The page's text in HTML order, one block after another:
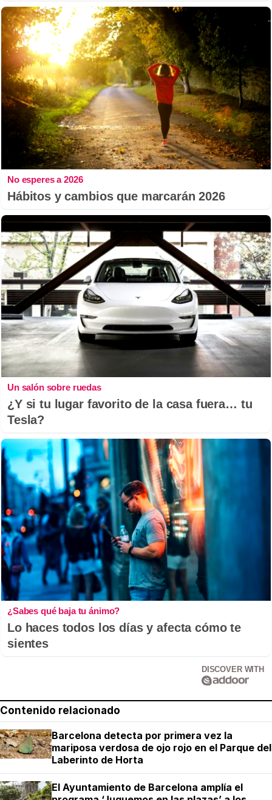
No esperes a 2026
Hábitos y cambios que marcarán 2026
Un salón sobre ruedas
¿Y si tu lugar favorito de la casa fuera… tu
Tesla?
¿Sabes qué baja tu ánimo?
Lo haces todos los días y afecta cómo te
sientes
DISCOVER WITH
Contenido relacionado
Barcelona detecta por primera vez la
mariposa verdosa de ojo rojo en el Parque del
Laberinto de Horta
El Ayuntamiento de Barcelona amplía el